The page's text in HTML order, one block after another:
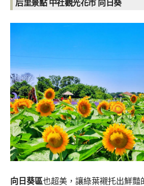
后里景點 中社觀光花市 向日葵
向日葵區也超美，讓綠葉襯托出鮮豔